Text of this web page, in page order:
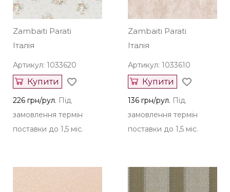
Zambaiti Parati
Італія
Артикул: 1033620
Купити
226 грн/рул. Під
замовлення термін
поставки до 1,5 міс.
Zambaiti Parati
Італія
Артикул: 1033610
Купити
136 грн/рул. Під
замовлення термін
поставки до 1,5 міс.